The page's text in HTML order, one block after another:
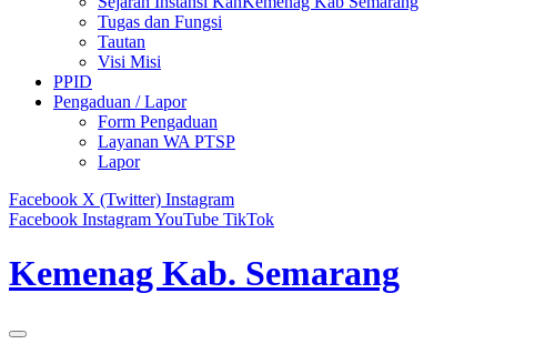
Tugas dan Fungsi
Tautan
Visi Misi
PPID
Pengaduan / Lapor
Form Pengaduan
Layanan WA PTSP
Lapor
Facebook X (Twitter) Instagram
Facebook InstagramYouTube TikTok
Kemenag Kab. Semarang